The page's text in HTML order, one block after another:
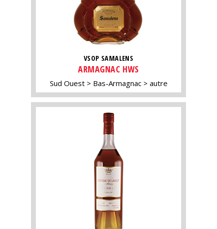
VSOP SAMALENS
ARMAGNAC HWS
Sud Ouest Bas-Armagnac autre